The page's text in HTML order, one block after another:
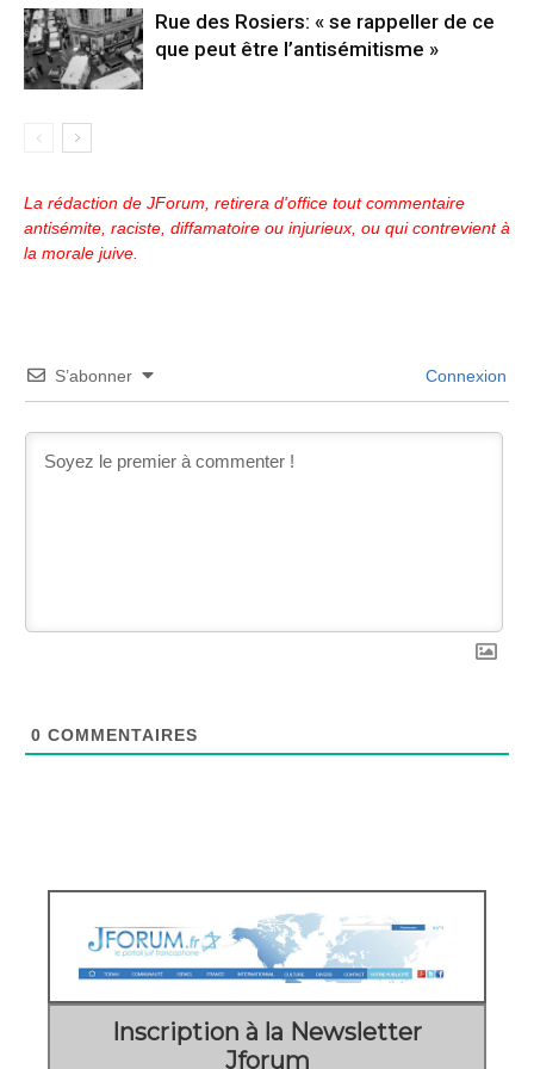
Rue des Rosiers: « se rappeller de ce
que peut être l’antisémitisme »
La rédaction de JForum, retirera d'office tout commentaire
antisémite, raciste, diffamatoire ou injurieux, ou qui contrevient à
la morale juive.
S’abonner Connexion
0 COMMENTAIRES
Inscription à la Newsletter
Jforum